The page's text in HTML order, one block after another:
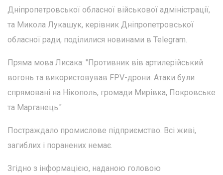
Дніпропетровської обласної військової адміністрації,
та Микола Лукашук, керівник Дніпропетровської
обласної ради, поділилися новинами в Telegram.
Пряма мова Лисака: "Противник вів артилерійський
вогонь та використовував FPV-дрони. Атаки були
спрямовані на Нікополь, громади Мирівка, Покровське
та Марганець."
Постраждало промислове підприємство. Всі живі,
загиблих і поранених немає.
Згідно з інформацією, наданою головою